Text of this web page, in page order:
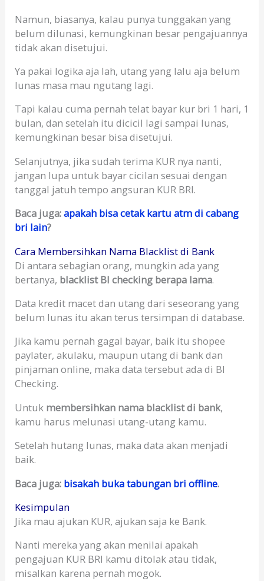
Namun, biasanya, kalau punya tunggakan yang
belum dilunasi, kemungkinan besar pengajuannya
tidak akan disetujui.
Ya pakai logika aja lah, utang yang lalu aja belum
lunas masa mau ngutang lagi.
Tapi kalau cuma pernah telat bayar kur bri 1 hari, 1
bulan, dan setelah itu dicicil lagi sampai lunas,
kemungkinan besar bisa disetujui.
Selanjutnya, jika sudah terima KUR nya nanti,
jangan lupa untuk bayar cicilan sesuai dengan
tanggal jatuh tempo angsuran KUR BRI.
Baca juga:apakah bisa cetak kartu atm di cabang
bri lain?
Cara Membersihkan Nama Blacklist di Bank
Di antara sebagian orang, mungkin ada yang
bertanya, blacklist BI checking berapa lama.
Data kredit macet dan utang dari seseorang yang
belum lunas itu akan terus tersimpan di database.
Jika kamu pernah gagal bayar, baik itu shopee
paylater, akulaku, maupun utang di bank dan
pinjaman online, maka data tersebut ada di BI
Checking.
Untuk membersihkan nama blacklist di bank,
kamu harus melunasi utang-utang kamu.
Setelah hutang lunas, maka data akan menjadi
baik.
Baca juga: bisakah buka tabungan bri offline.
Kesimpulan
Jika mau ajukan KUR, ajukan saja ke Bank.
Nanti mereka yang akan menilai apakah
pengajuan KUR BRI kamu ditolak atau tidak,
misalkan karena pernah mogok.